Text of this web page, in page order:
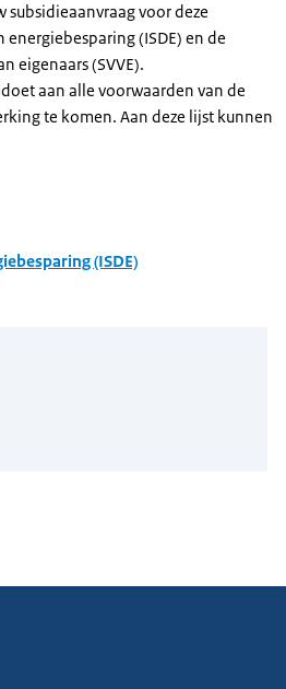
voor deze
(ISDE) en de
eigenaars (SVVE).
aan alle voorwaarden van de
te komen. Aan deze lijst kunnen
(ISDE)